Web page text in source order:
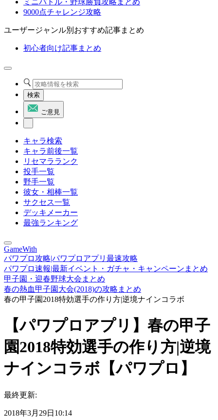
ミニバトル・野球勝負攻略まとめ
9000点チャレンジ攻略
ユーザージャンル別おすすめ記事まとめ
初心者向け記事まとめ
検索
ご意見
キャラ検索
キャラ前後一覧
リセマラランク
投手一覧
野手一覧
彼女・相棒一覧
サクセス一覧
デッキメーカー
最強ランキング
GameWith
パワプロ攻略|パワプロアプリ最速攻略
パワプロ速報|最新イベント・ガチャ・キャンペーンまとめ
甲子園・迎春野球大会まとめ
春の熱血甲子園大会(2018)の攻略まとめ
春の甲子園2018特効選手の作り方|逆境ナインコラボ
【パワプロアプリ】春の甲子
園2018特効選手の作り方|逆境
ナインコラボ【パワプロ】
最終更新:
2018年3月29日10:14